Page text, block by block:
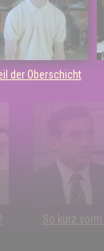
der Oberschicht
So kurz vorm